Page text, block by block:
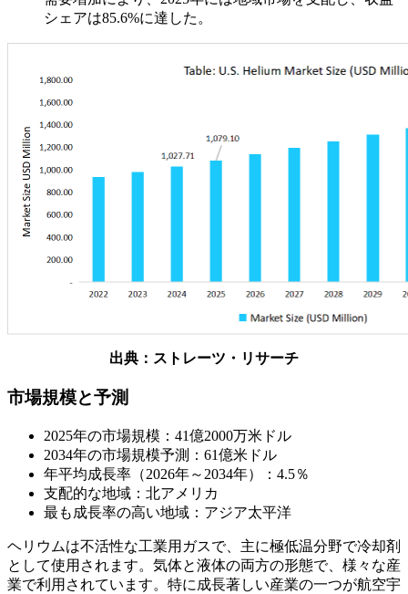
シェアは85.6%に達した。
出典：ストレーツ・リサーチ
市場規模と予測
2025年の市場規模：41億2000万米ドル
2034年の市場規模予測：61億米ドル
年平均成長率（2026年～2034年）：4.5％
支配的な地域：北アメリカ
最も成長率の高い地域：アジア太平洋
ヘリウムは不活性な工業用ガスで、主に極低温分野で冷却剤
として使用されます。気体と液体の両方の形態で、様々な産
業で利用されています。特に成長著しい産業の一つが航空宇